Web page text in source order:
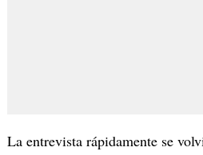
La entrevista rápidamente se